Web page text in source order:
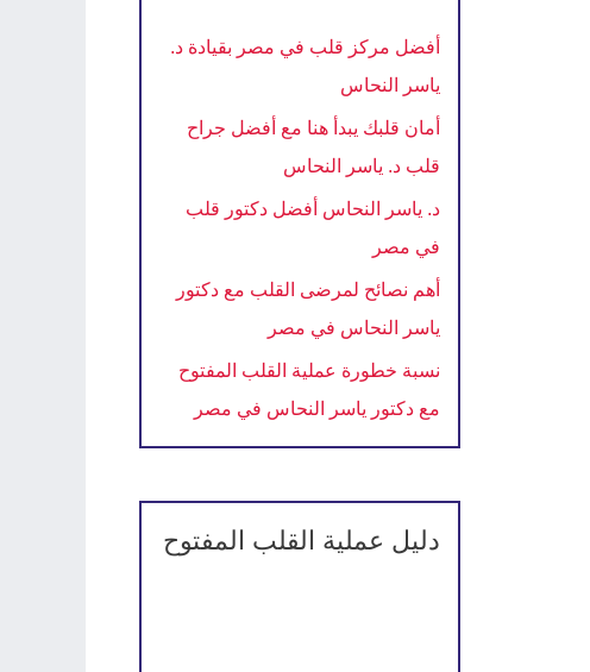
أفضل مركز قلب في مصر بقيادة د.
ياسر النحاس
أمان قلبك يبدأ هنا مع أفضل جراح
قلب د. ياسر النحاس
د. ياسر النحاس أفضل دكتور قلب
في مصر
أهم نصائح لمرضى القلب مع دكتور
ياسر النحاس في مصر
نسبة خطورة عملية القلب المفتوح
مع دكتور ياسر النحاس في مصر
دليل عملية القلب المفتوح